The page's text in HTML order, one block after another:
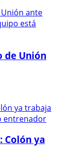
de Unión
Colón ya